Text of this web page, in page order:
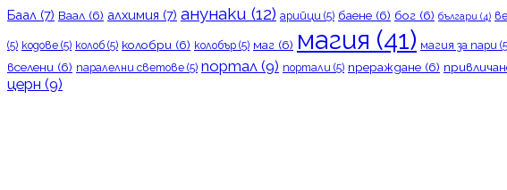
Баал (7) Ваал (6) алхимия (7) анунаки (12) арийци (5) баене (6) бог (6) българи (4)
(5) кодове (5) колоб (5) колобри (6) колобър (5) маг (6) магия (41) магия за пари
вселени (6) паралелни светове (5) портал (9) портали (5) прераждане (6)
церн (9)